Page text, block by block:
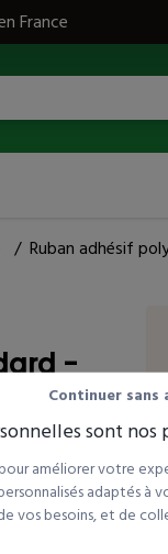
France
/ Ruban adhésif
-
75
sont nos
améliorer votre
adaptés à
vos besoins, et de
Continuer sans